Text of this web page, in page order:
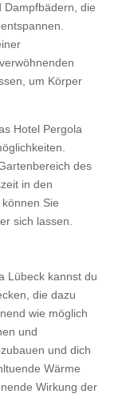
Dampfbädern, die
um Körper
Hotel Pergola
des
in den
Sie
sich lassen.
Lübeck kannst du
die dazu
wie möglich
und
und dich
Wärme
Wirkung der